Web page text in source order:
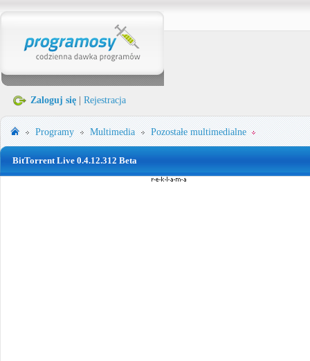
Zaloguj się Rejestracja
Programy Multimedia Pozostałe multimedialne
BitTorrent Live 0.4.12.312 Beta